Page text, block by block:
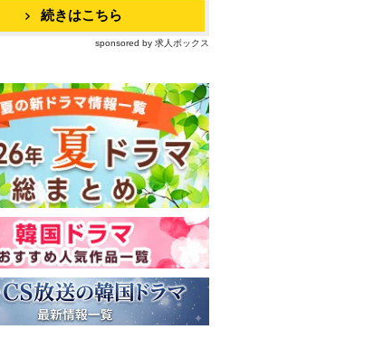
続きはこちら
sponsored by 求人ボックス